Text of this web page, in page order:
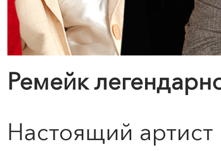
Ремейк
Настоящий